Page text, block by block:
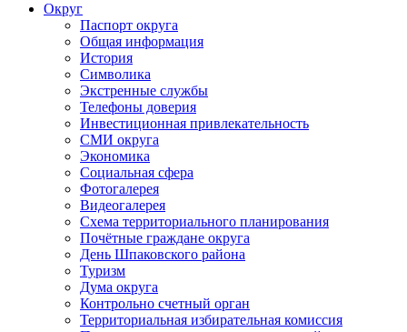
Округ
Паспорт округа
Общая информация
История
Символика
Экстренные службы
Телефоны доверия
Инвестиционная привлекательность
СМИ округа
Экономика
Социальная сфера
Фотогалерея
Видеогалерея
Схема территориального планирования
Почётные граждане округа
День Шпаковского района
Туризм
Дума округа
Контрольно счетный орган
Территориальная избирательная комиссия